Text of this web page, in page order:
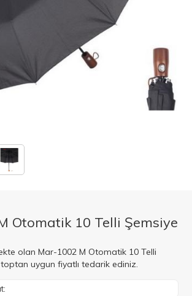
Otomatik 10 Telli Şemsiye
olan Mar-1002 M Otomatik 10 Telli
uygun fiyatlı tedarik ediniz.